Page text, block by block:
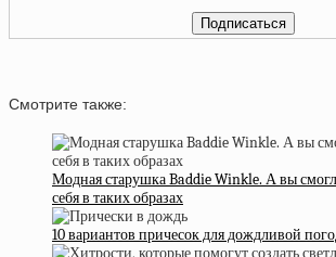
Смотрите также:
Модная старушка Baddie Winkle. А вы
себя в таких образах
10 вариантов причесок для дождливой